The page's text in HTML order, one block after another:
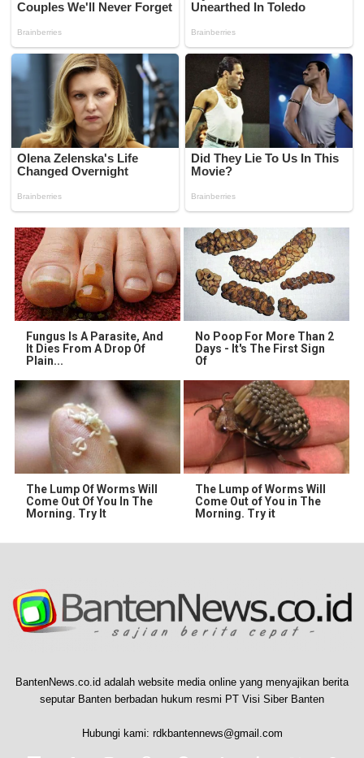
Fungus Is A Parasite, And
It Dies From A Drop Of
Plain...
No Poop For More Than 2
Days - It's The First Sign
Of
The Lump Of Worms Will
Come Out Of You In The
Morning. Try It
The Lump of Worms Will
Come Out of You in The
Morning. Try it
BantenNews.co.id adalah website media online yang menyajikan berita
seputar Banten berbadan hukum resmi PT Visi Siber Banten
Hubungi kami: rdkbantennews@gmail.com